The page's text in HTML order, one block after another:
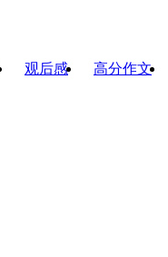
观后感 高分作文